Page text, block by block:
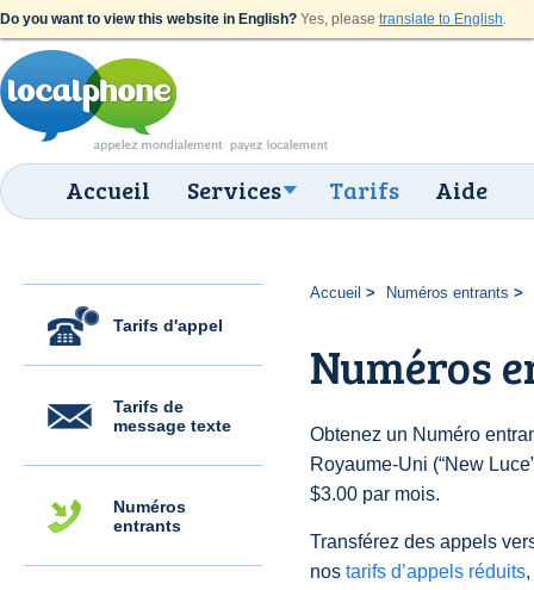
Do you want to view this website in English? Yes, please translate to English.
Accueil Services Tarifs Aide
Tarifs d'appel
Tarifs de
message texte
Numéros
entrants
Accueil Numéros entrants
Numéros
Obtenez un Numéro
Royaume-Uni (“New
$3.00 par mois.
Transférez des appels
nos tarifs d’appels réduits